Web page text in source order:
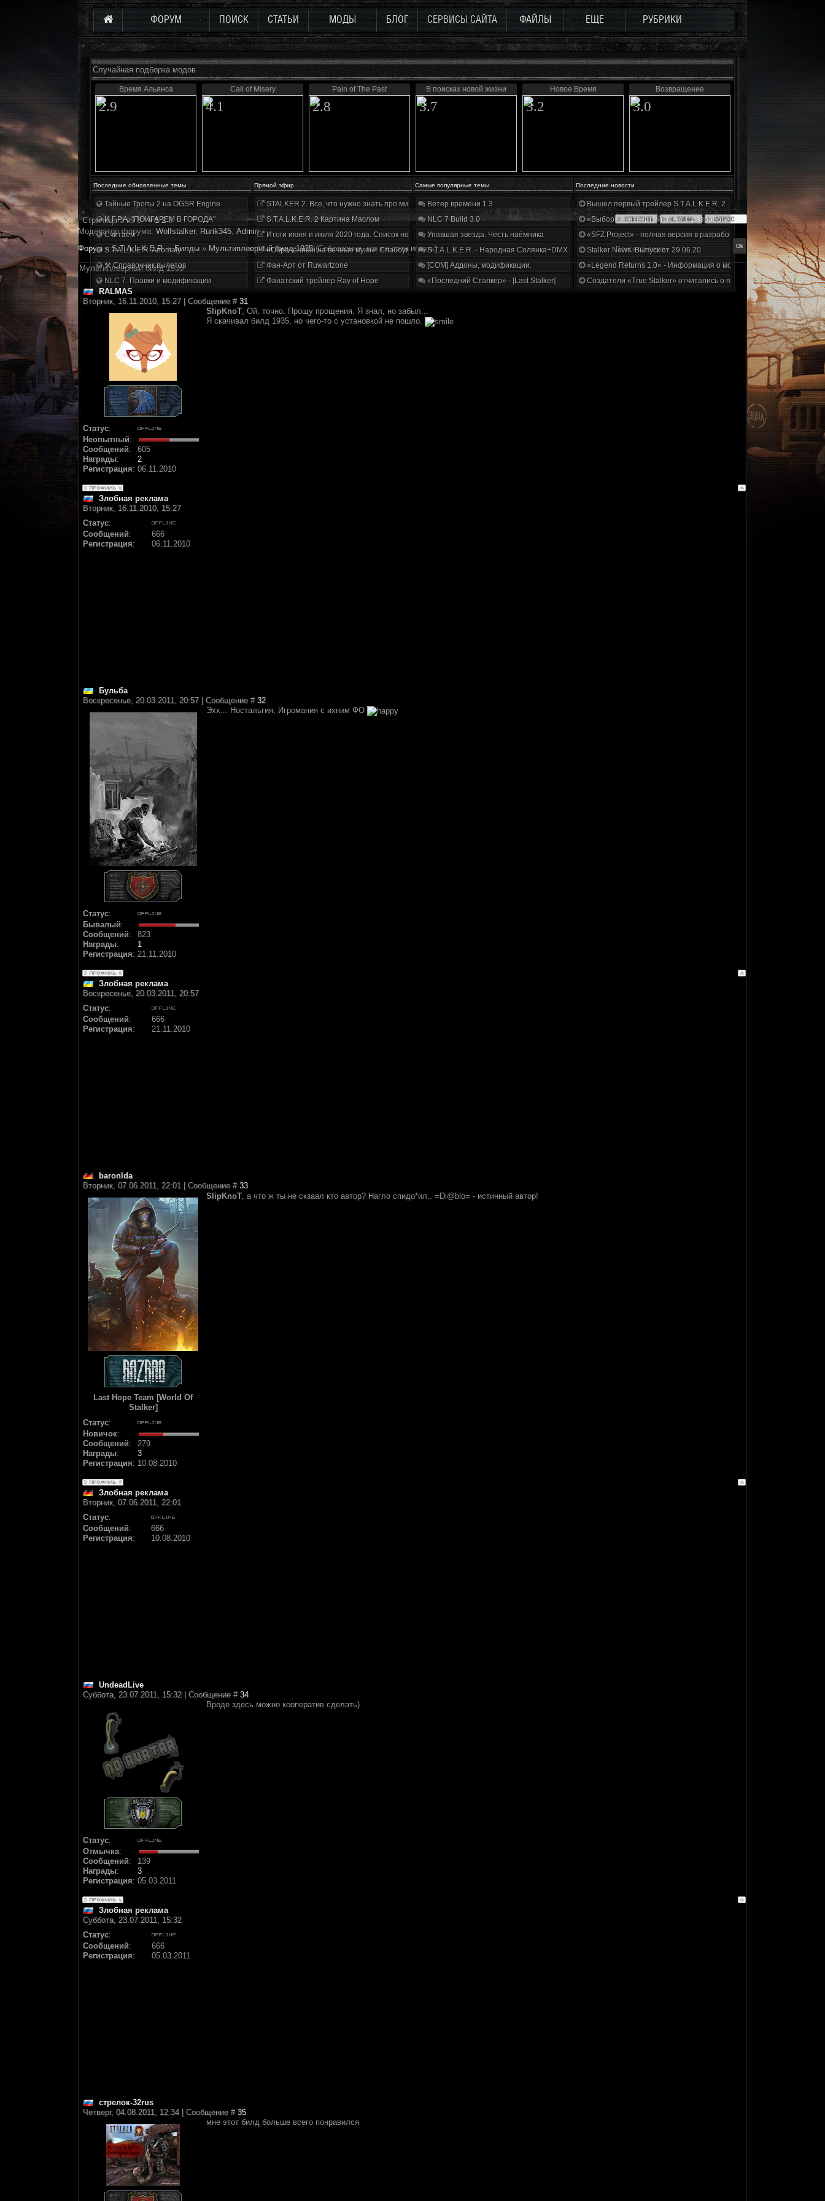
ФОРУМ ПОИСК СТАТЬИ МОДЫ БЛОГ СЕРВИСЫ САЙТА ФАЙЛЫ ЕЩЕ РУБРИКИ
Случайная подборка модов
Время Альянса
2.9
Call of Misery
4.1
Pain of The Past
2.8
В поисках новой жизни
3.7
Новое Время
3.2
Возвращение
3.0
Последние обновленные темы Прямой эфир Самые популярные темы Последние новости
Тайные Тропы 2 на OGSR Engine
И.Г.Р.А. "ПОИГАРЕМ В ГОРОДА"
Считаем
S.T.A.L.K.E.R. Anomaly
⚒ Справочник вылетов
NLC 7. Правки и модификации
STALKER 2. Все, что нужно знать про мир, геймплей и сюжет | Разбор трейлера
S.T.A.L.K.E.R. 2 Картина Маслом
Итоги июня и июля 2020 года. Список нововведений
«Обречённый на вечные муки». Слабоумие и отвага
Фан-Арт от Ruwartzone
Фанатский трейлер Ray of Hope
Ветер времени 1.3
NLC 7 Build 3.0
Упавшая звезда. Честь наёмника
S.T.A.L.K.E.R. - Народная Солянка+DMX 1.3.5.ООП.МА.К.
[COM] Аддоны, модификации.
«Последний Сталкер» - [Last Stalker]
Вышел первый трейлер S.T.A.L.K.E.R. 2
«Выбор» - четвертый отчет о разработке!
«SFZ Project» - полная версия в разработке!
Stalker News. Выпуск от 29.06.20
«Legend Returns 1.0» - Информация о моде за июнь 2020
Создатели «True Stalker» отчитались о проделанной работе
Страница3из3 « 1 2 3
Модератор форума: Wolfstalker, Rurik345, Аdmin
Форум » S.T.A.L.K.E.R. » Билды » Мультиплеерный билд 1935 (Собственно, как по сети играть)
Мультиплеерный билд 1935
RALMAS
Вторник, 16.11.2010, 15:27 | Сообщение # 31
Статус:
Неопытный:
Сообщений:
605
Награды:
2
Регистрация: 06.11.2010
SlipKnoT, Ой, точно. Прощу прощения. Я знал, но забыл...
Я скачивал билд 1935, но чего-то с установкой не пошло.
Злобная реклама
Вторник, 16.11.2010, 15:27
Статус:
Сообщений:
666
Регистрация: 06.11.2010
Бульба
Воскресенье, 20.03.2011, 20:57 | Сообщение # 32
Статус:
Бывалый:
Сообщений:
823
Награды:
1
Регистрация: 21.11.2010
Эхх... Ностальгия, Игромания с ихним ФО
Злобная реклама
Воскресенье, 20.03.2011, 20:57
Статус:
Сообщений:
666
Регистрация: 21.11.2010
baronlda
Вторник, 07.06.2011, 22:01 | Сообщение # 33
Last Hope Team [World Of
Stalker]
Статус:
Новичок:
Сообщений:
279
Награды:
3
Регистрация: 10.08.2010
SlipKnoT, а что ж ты не скзаал кто автор? Нагло спидо*ил.. =Di@blo= - истинный автор!
Злобная реклама
Вторник, 07.06.2011, 22:01
Статус:
Сообщений:
666
Регистрация: 10.08.2010
UndeadLive
Суббота, 23.07.2011, 15:32 | Сообщение # 34
Статус:
Отмычка:
Сообщений:
139
Награды:
3
Регистрация: 05.03.2011
Вроде здесь можно кооператив сделать)
Злобная реклама
Суббота, 23.07.2011, 15:32
Статус:
Сообщений:
666
Регистрация: 05.03.2011
стрелок-32rus
Четверг, 04.08.2011, 12:34 | Сообщение # 35
мне этот билд больше всего понравился